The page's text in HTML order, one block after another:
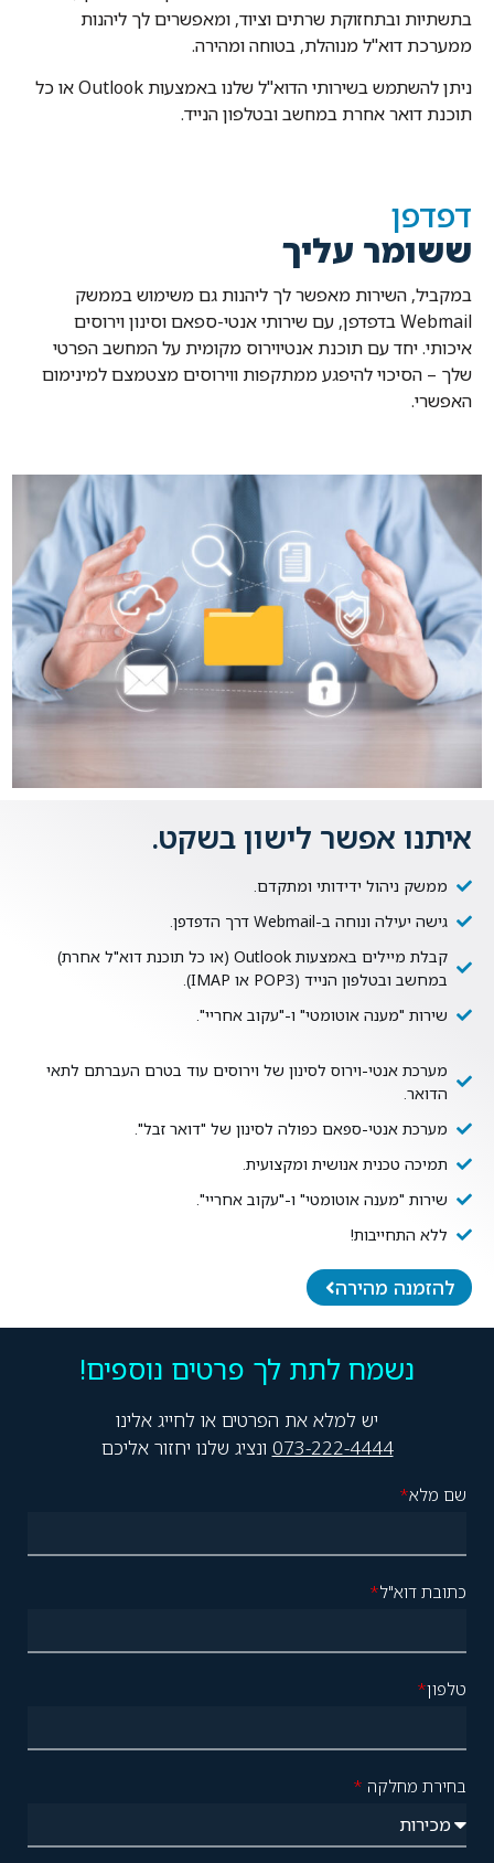
בתשתיות ובתחזוקת שרתים וציוד, ומאפשרים לך ליהנות
ממערכת דוא"ל מנוהלת, בטוחה ומהירה.
ניתן להשתמש בשירותי הדוא"ל שלנו באמצעות Outlook או כל
תוכנת דואר אחרת במחשב ובטלפון הנייד.
דפדפן
ששומר עליך
במקביל, השירות מאפשר לך ליהנות גם משימוש בממשק
Webmail בדפדפן, עם שירותי אנטי-ספאם וסינון וירוסים
איכותי. יחד עם תוכנת אנטיוירוס מקומית על המחשב הפרטי
שלך – הסיכוי להיפגע ממתקפות ווירוסים מצטמצם למינימום
האפשרי.
איתנו אפשר לישון בשקט.
ממשק ניהול ידידותי ומתקדם.
גישה יעילה ונוחה ב-Webmail דרך הדפדפן.
קבלת מיילים באמצעות Outlook (או כל תוכנת דוא"ל אחרת)
במחשב ובטלפון הנייד (POP3 או IMAP).
שירות "מענה אוטומטי" ו-"עקוב אחריי".
מערכת אנטי-וירוס לסינון של וירוסים עוד בטרם העברתם לתאי
הדואר.
מערכת אנטי-ספאם כפולה לסינון של "דואר זבל".
תמיכה טכנית אנושית ומקצועית.
שירות "מענה אוטומטי" ו-"עקוב אחריי".
ללא התחייבות!
להזמנה מהירה
נשמח לתת לך פרטים נוספים!
יש למלא את הפרטים או לחייג אלינו
073-222-4444 ונציג שלנו יחזור אליכם
שם מלא*
כתובת דוא"ל*
טלפון*
בחירת מחלקה *